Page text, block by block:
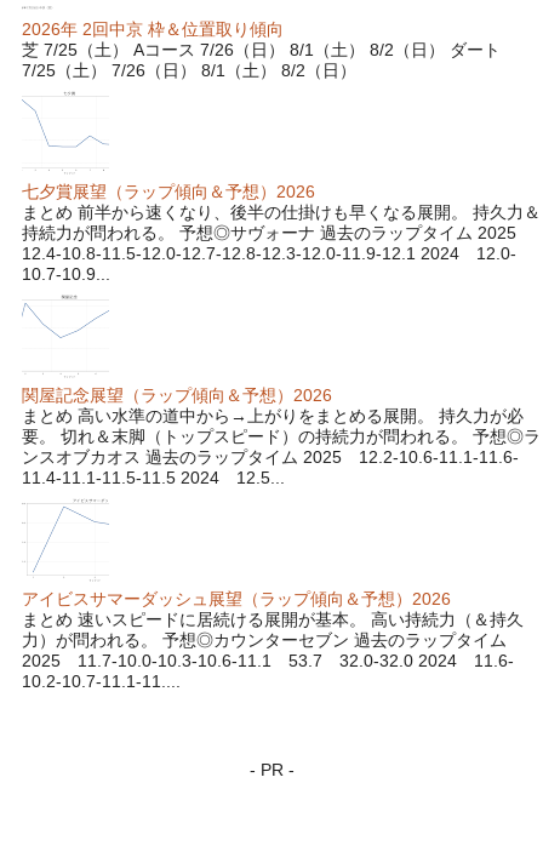
2026年 2回中京 枠＆位置取り傾向
芝 7/25（土） Aコース 7/26（日） 8/1（土） 8/2（日） ダート
7/25（土） 7/26（日） 8/1（土） 8/2（日）
七夕賞展望（ラップ傾向＆予想）2026
まとめ 前半から速くなり、後半の仕掛けも早くなる展開。 持久力＆
持続力が問われる。 予想◎サヴォーナ 過去のラップタイム 2025
12.4-10.8-11.5-12.0-12.7-12.8-12.3-12.0-11.9-12.1 2024 12.0-
10.7-10.9...
関屋記念展望（ラップ傾向＆予想）2026
まとめ 高い水準の道中から→上がりをまとめる展開。 持久力が必
要。 切れ＆末脚（トップスピード）の持続力が問われる。 予想◎ラ
ンスオブカオス 過去のラップタイム 2025 12.2-10.6-11.1-11.6-
11.4-11.1-11.5-11.5 2024 12.5...
アイビスサマーダッシュ展望（ラップ傾向＆予想）2026
まとめ 速いスピードに居続ける展開が基本。 高い持続力（＆持久
力）が問われる。 予想◎カウンターセブン 過去のラップタイム
2025 11.7-10.0-10.3-10.6-11.1 53.7 32.0-32.0 2024 11.6-
10.2-10.7-11.1-11....
- PR -